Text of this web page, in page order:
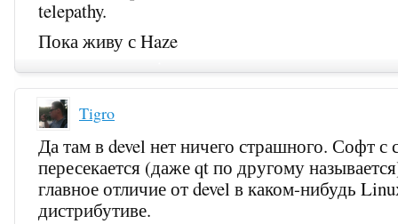
telepathy.
Пока живу с Haze
Tigro
Да там в devel нет ничего страшного. Софт с
пересекается (даже qt по другому
главное отличие от devel в каком-нибудь
дистрибутиве.